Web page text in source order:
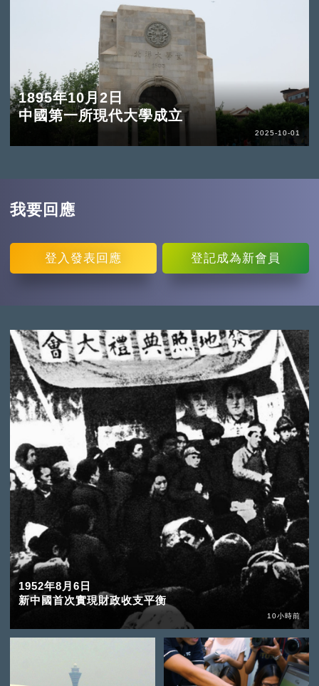
1895年10月2日
中國第一所現代大學成立
2025-10-01
我要回應
登入 發表回應 登記成為新會員
1952年8月6日
新中國首次實現財政收支平衡
10小時前